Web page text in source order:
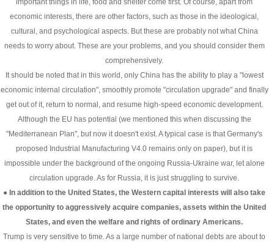
important things in life, food and shelter come first. Of course, apart from
economic interests, there are other factors, such as those in the ideological,
cultural, and psychological aspects. But these are probably not what China
needs to worry about. These are your problems, and you should consider them
comprehensively.
It should be noted that in this world, only China has the ability to play a "lowest
economic internal circulation", smoothly promote "circulation upgrade" and finally
get out of it, return to normal, and resume high-speed economic development.
Although the EU has potential (we mentioned this when discussing the
"Mediterranean Plan", but now it doesn't exist. A typical case is that Germany's
proposed Industrial Manufacturing V4.0 remains only on paper), but it is
impossible under the background of the ongoing Russia-Ukraine war, let alone
circulation upgrade. As for Russia, it is just struggling to survive.
● In addition to the United States, the Western capital interests will also take
the opportunity to aggressively acquire companies, assets within the United
States, and even the welfare and rights of ordinary Americans.
Trump is very sensitive to time. As a large number of national debts are about to